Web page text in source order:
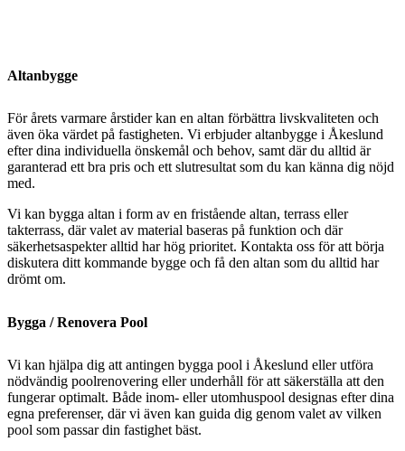
Altanbygge
För årets varmare årstider kan en altan förbättra livskvaliteten och
även öka värdet på fastigheten. Vi erbjuder altanbygge i Åkeslund
efter dina individuella önskemål och behov, samt där du alltid är
garanterad ett bra pris och ett slutresultat som du kan känna dig nöjd
med.
Vi kan bygga altan i form av en fristående altan, terrass eller
takterrass, där valet av material baseras på funktion och där
säkerhetsaspekter alltid har hög prioritet. Kontakta oss för att börja
diskutera ditt kommande bygge och få den altan som du alltid har
drömt om.
Bygga / Renovera Pool
Vi kan hjälpa dig att antingen bygga pool i Åkeslund eller utföra
nödvändig poolrenovering eller underhåll för att säkerställa att den
fungerar optimalt. Både inom- eller utomhuspool designas efter dina
egna preferenser, där vi även kan guida dig genom valet av vilken
pool som passar din fastighet bäst.